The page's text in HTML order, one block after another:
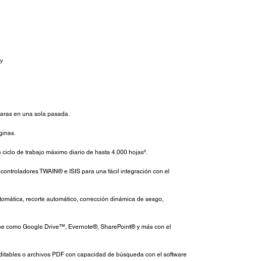
en una sola pasada.
de trabajo máximo diario de hasta 4.000 hojas².
TWAIN® e ISIS para una fácil integración con el
recorte automático, corrección dinámica de sesgo,
como Google Drive™, Evernote®, SharePoint® y más con el
o archivos PDF con capacidad de búsqueda con el software